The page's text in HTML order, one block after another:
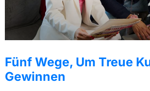
Fünf Wege, Um Treue
Gewinnen